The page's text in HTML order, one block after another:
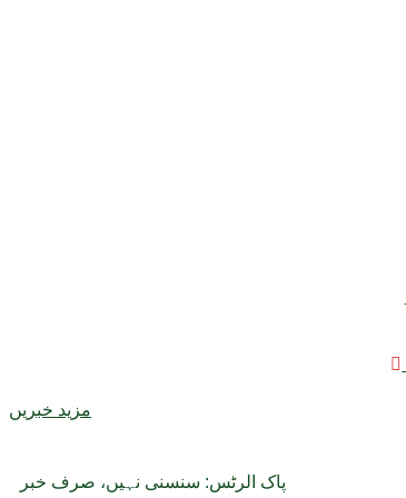
مزید خبریں
پاک الرٹس: سنسنی نہیں، صرف خبر